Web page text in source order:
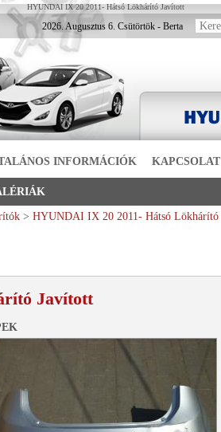
HYUNDAI IX 20 2011- Hátsó Lökhárító Javított
2026. Augusztus 6. Csütörtök - Berta
INFORMÁCIÓK KAPCSOLAT
> HYUNDAI IX 20 2011- Hátsó Lökhárító
Javított